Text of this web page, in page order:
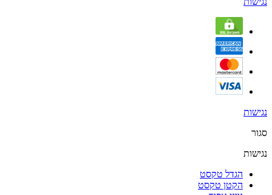
נגישות
סגור
נגישות
הגדל טקסט
הקטן טקסט